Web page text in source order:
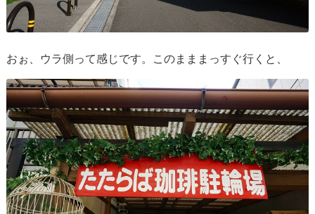
おぉ、ウラ側って感じです。このまままっすぐ行くと、